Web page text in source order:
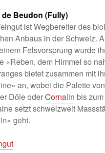
de Beudon (Fully)
ist Wegbereiter des
Anbaus in der Schweiz.
Felsvorsprung wurde
«Reben, dem Himmel so
bietet zusammen mit
an, wobei die Palette
Dôle oderCornalin bis
setzt schweizweit
geht.